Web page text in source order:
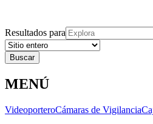
Resultados para
MENÚ
VideoporteroCámaras de Vigilancia